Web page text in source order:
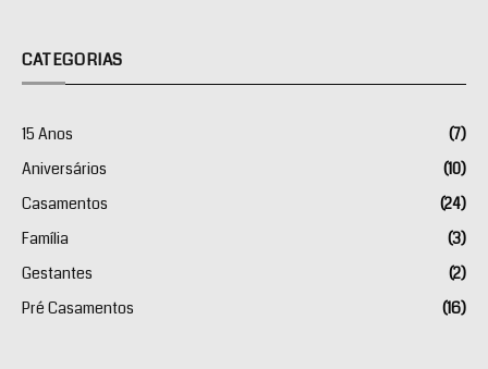
CATEGORIAS
15 Anos
(7)
Aniversários
(10)
Casamentos
(24)
Família
(3)
Gestantes
(2)
Pré Casamentos
(16)